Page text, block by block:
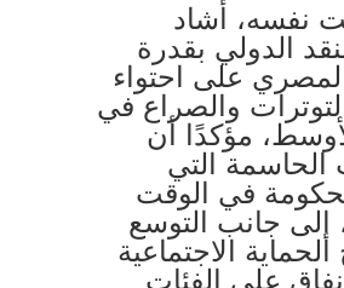
نفسه، أشاد
الدولي بقدرة
المصري على احتواء
والصراع في
مؤكدًا أن
الحاسمة التي
في الوقت
إلى جانب التوسع
الاجتماعية
على الفئات